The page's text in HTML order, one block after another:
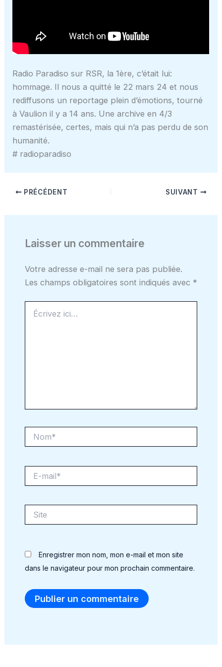
Radio Paradiso sur RSR, la 1ère, c’était lui:
hommage. Il nous a quitté le 22 mars 24 et nous
rediffusons un reportage plein d’émotions, tourné
à Vaulion il y a 14 ans. Une archive en 4/3
remastérisée, certes, mais qui n’a pas perdu de son
humanité.
# radioparadiso
PRÉCÉDENT SUIVANT
Laisser un commentaire
Votre adresse e-mail ne sera pas publiée.
Les champs obligatoires sont indiqués avec *
ici…
mail*
Enregistrer mon nom, mon e-mail et mon site
dans le navigateur pour mon prochain commentaire.